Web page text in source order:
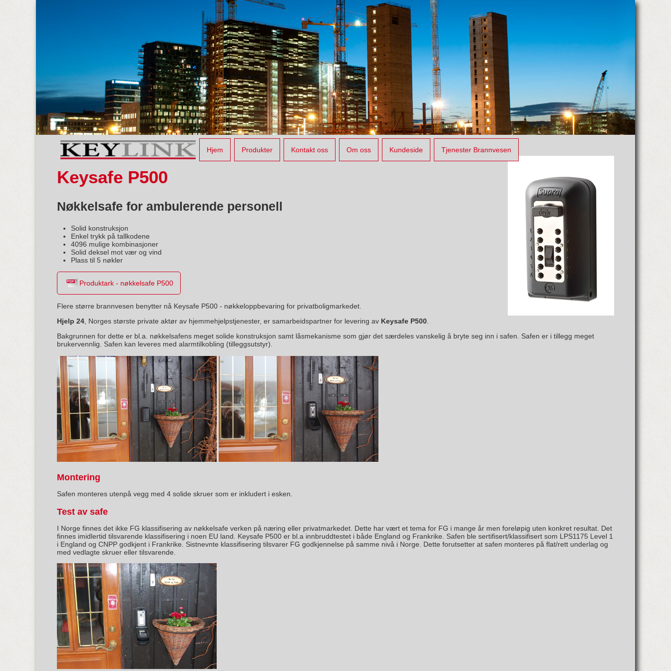
Hjem Produkter Kontakt oss Om oss Kundeside Tjenester Brannvesen
Keysafe P500
Nøkkelsafe for ambulerende personell
Solid konstruksjon
Enkel trykk på tallkodene
4096 mulige kombinasjoner
Solid deksel mot vær og vind
Plass til 5 nøkler
Produktark - nøkkelsafe P500
Flere større brannvesen benytter nå Keysafe P500 - nøkkeloppbevaring for privatboligmarkedet.
Hjelp 24 , Norges største private aktør av hjemmehjelpstjenester, er samarbeidspartner for levering av Keysafe P500
Bakgrunnen for dette er bl.a. nøkkelsafens meget solide konstruksjon samt låsmekanisme som gjør det særdeles vanskelig å bryte seg inn i safen. Safen er i tillegg meget
brukervennlig. Safen kan leveres med alarmtilkobling (tilleggsutstyr).
Montering
Safen monteres utenpå vegg med 4 solide skruer som er inkludert i esken.
Test av safe
I Norge finnes det ikke FG klassifisering av nøkkelsafe verken på næring eller privatmarkedet. Dette har vært et tema for FG i mange år men foreløpig uten konkret resultat. Det
finnes imidlertid tilsvarende klassifisering i noen EU land. Keysafe P500 er bl.a innbruddtestet i både England og Frankrike. Safen ble sertifisert/klassifisert som LPS1175 Level 1
i England og CNPP godkjent i Frankrike. Sistnevnte klassifisering tilsvarer FG godkjennelse på samme nivå i Norge. Dette forutsetter at safen monteres på flat/rett underlag og
med vedlagte skruer eller tilsvarende.